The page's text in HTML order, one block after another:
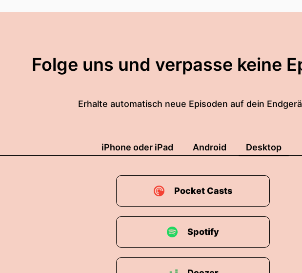
Folge uns und verpasse keine
Erhalte automatisch neue Episoden auf dein
iPhone oder iPad Android Desktop
Pocket Casts
Spotify